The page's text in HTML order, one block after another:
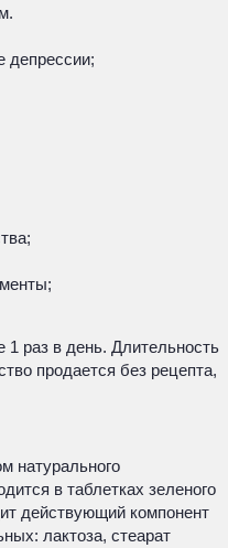
депрессии;
1 раз в день. Длительность
продается без рецепта,
натурального
в таблетках зеленого
действующий компонент
лактоза, стеарат